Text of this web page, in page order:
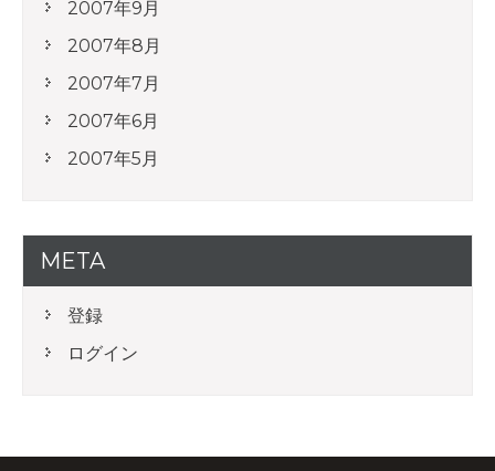
2007年9月
2007年8月
2007年7月
2007年6月
2007年5月
META
登録
ログイン